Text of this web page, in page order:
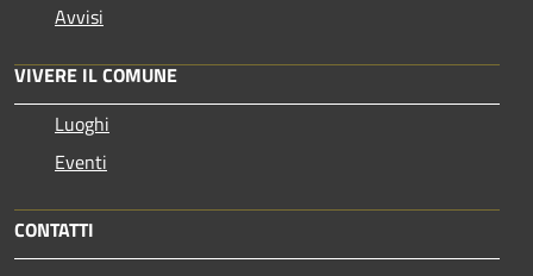
Avvisi
VIVERE IL COMUNE
Luoghi
Eventi
CONTATTI